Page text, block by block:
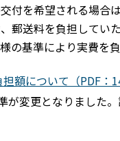
付を希望される場合
郵送料を負担していた
の基準により実費を負
額について（PDF：
変更となりました